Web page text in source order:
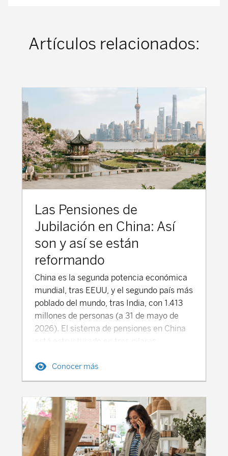
Artículos relacionados:
Las Pensiones de
Jubilación en China: Así
son y así se están
reformando
China es la segunda potencia económica
mundial, tras EEUU, y el segundo país más
poblado del mundo, tras India, con 1.413
millones de personas (a 31 de mayo de
2026). El sistema de pensiones en China
está estructurado en tres pilares
públicas y prestaciones privadas
complementarias, que buscan
adecuados para las personas jubiladas.
Pensión Pública en China (Pilar 1) El
Seguro Básico de Vejez-SBV (养老保险,
*yǎnglǎo bǎoxiǎn) es el sistema
Conocer más